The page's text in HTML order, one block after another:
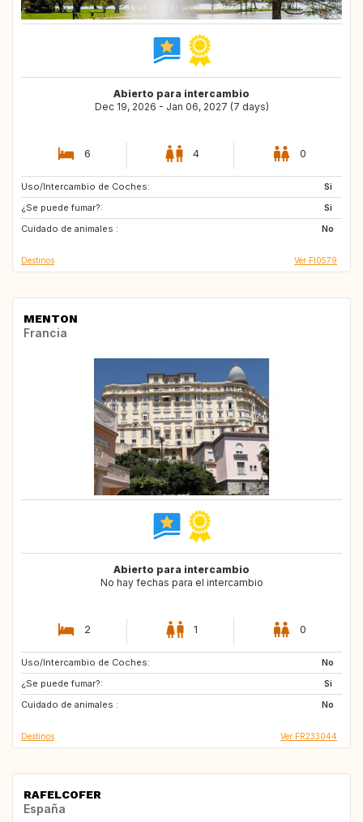
Abierto para intercambio
Dec 19, 2026 - Jan 06, 2027 (7 days)
6 4 0
Uso/Intercambio de Coches:
Si
¿Se puede fumar?:
Si
Cuidado de animales :
No
AT
DK
FR
Destinos Ver FI0579
MENTON
Francia
Abierto para intercambio
No hay fechas para el intercambio
2 1 0
Uso/Intercambio de Coches:
No
¿Se puede fumar?:
Si
Cuidado de animales :
No
ES
AT
Destinos Ver FR233044
RAFELCOFER
España